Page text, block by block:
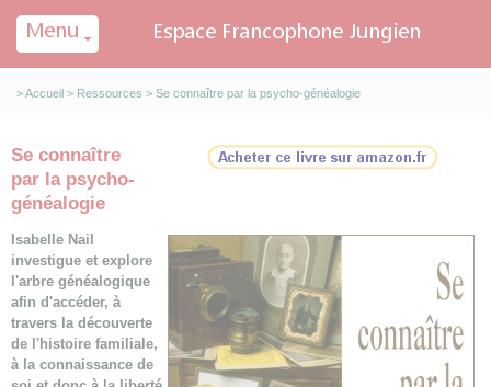
>Accueil > Ressources > Se connaître par la psycho-généalogie
Se connaître
par la psycho-
généalogie
Isabelle Nail
investigue et explore
l'arbre généalogique
afin d'accéder, à
travers la découverte
de l'histoire familiale,
à la connaissance de